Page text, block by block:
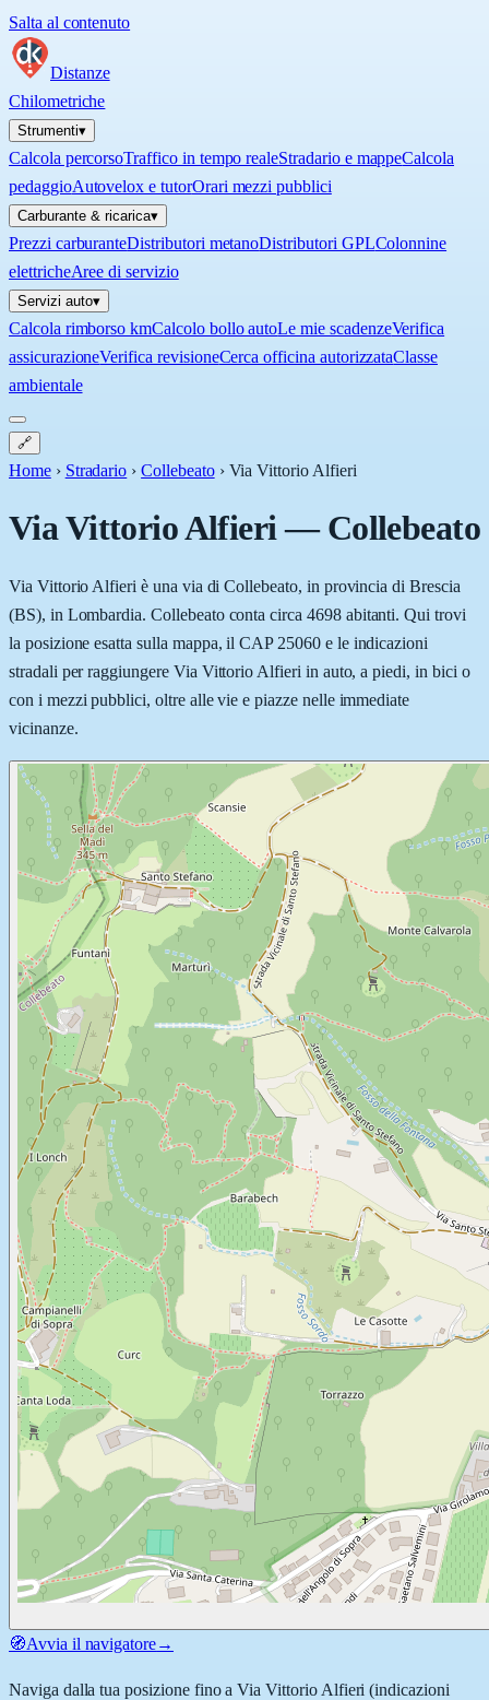
Salta al contenuto
Distanze
Chilometriche
Strumenti▾
Calcola percorsoTraffico in tempo realeStradario e mappeCalcola
pedaggioAutovelox e tutorOrari mezzi pubblici
Carburante & ricarica▾
Prezzi carburanteDistributori metanoDistributori GPLColonnine
elettricheAree di servizio
Servizi auto▾
Calcola rimborso kmCalcolo bollo autoLe mie scadenzeVerifica
assicurazioneVerifica revisioneCerca officina autorizzataClasse
ambientale
🔗
Home › Stradario › Collebeato › Via Vittorio Alfieri
Via Vittorio Alfieri—Collebeato
Via Vittorio Alfieri è una via di Collebeato, in provincia di Brescia
(BS), in Lombardia. Collebeato conta circa 4698 abitanti. Qui trovi
la posizione esatta sulla mappa, il CAP 25060 e le indicazioni
stradali per raggiungere Via Vittorio Alfieri in auto, a piedi, in bici o
con i mezzi pubblici, oltre alle vie e piazze nelle immediate
vicinanze.
🧭Avvia il navigatore→
Naviga dalla tua posizione fino aVia Vittorio Alfieri (indicazioni